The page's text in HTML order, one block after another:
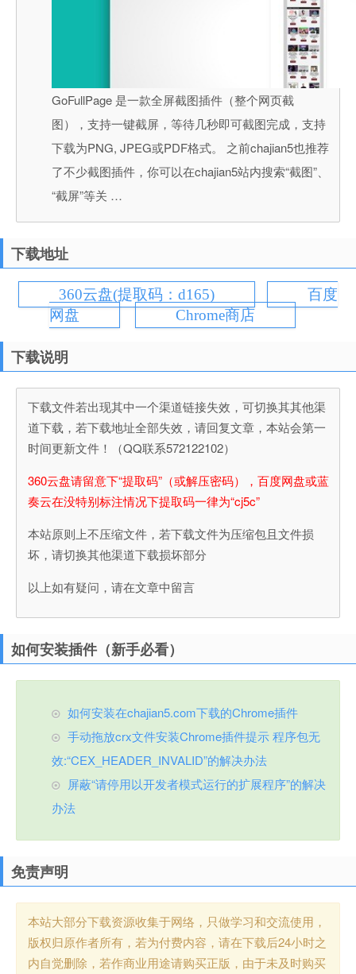
GoFullPage 是一款全屏截图插件（整个网页截
图），支持一键截屏，等待几秒即可截图完成，支持
下载为PNG, JPEG或PDF格式。 之前chajian5也推荐
了不少截图插件，你可以在chajian5站内搜索“截图”、
“截屏”等关 …
下载地址
360云盘(提取码：d165)
百度
网盘
Chrome商店
下载说明
下载文件若出现其中一个渠道链接失效，可切换其其他渠
道下载，若下载地址全部失效，请回复文章，本站会第一
时间更新文件！（QQ联系572122102）
360云盘请留意下“提取码”（或解压密码），百度网盘或蓝
奏云在没特别标注情况下提取码一律为“cj5c”
本站原则上不压缩文件，若下载文件为压缩包且文件损
坏，请切换其他渠道下载损坏部分
以上如有疑问，请在文章中留言
如何安装插件（新手必看）
如何安装在chajian5.com下载的Chrome插件
手动拖放crx文件安装Chrome插件提示 程序包无
效:“CEX_HEADER_INVALID”的解决办法
屏蔽“请停用以开发者模式运行的扩展程序”的解决
办法
免责声明
本站大部分下载资源收集于网络，只做学习和交流使用，
版权归原作者所有，若为付费内容，请在下载后24小时之
内自觉删除，若作商业用途请购买正版，由于未及时购买